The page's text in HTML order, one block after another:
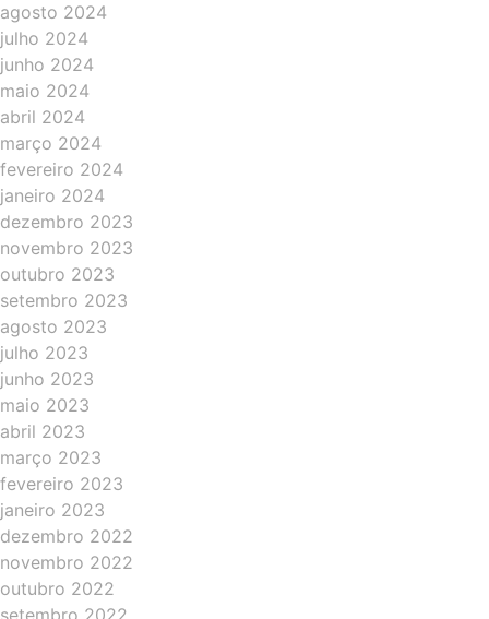
agosto 2024
julho 2024
junho 2024
maio 2024
abril 2024
março 2024
fevereiro 2024
janeiro 2024
dezembro 2023
novembro 2023
outubro 2023
setembro 2023
agosto 2023
julho 2023
junho 2023
maio 2023
abril 2023
março 2023
fevereiro 2023
janeiro 2023
dezembro 2022
novembro 2022
outubro 2022